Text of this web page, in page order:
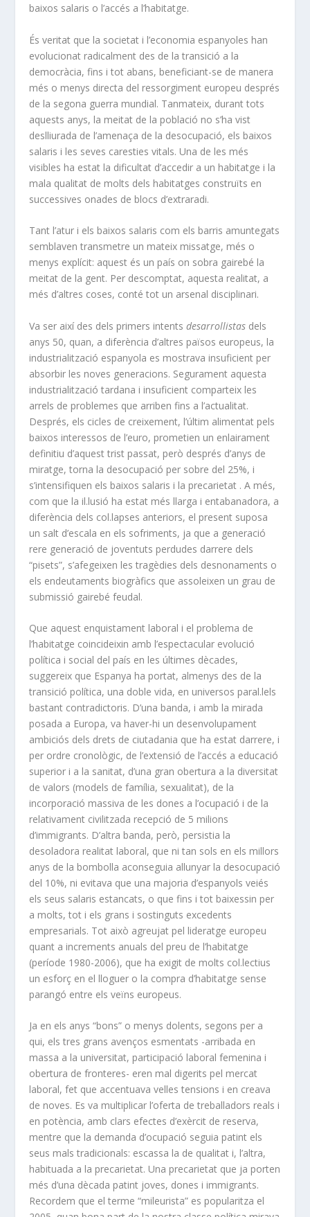
baixos salaris o l’accés a l’habitatge.
És veritat que la societat i l’economia espanyoles han
evolucionat radicalment des de la transició a la
democràcia, fins i tot abans, beneficiant-se de manera
més o menys directa del ressorgiment europeu després
de la segona guerra mundial. Tanmateix, durant tots
aquests anys, la meitat de la població no s’ha vist
deslliurada de l’amenaça de la desocupació, els baixos
salaris i les seves caresties vitals. Una de les més
visibles ha estat la dificultat d’accedir a un habitatge i la
mala qualitat de molts dels habitatges construïts en
successives onades de blocs d’extraradi.
Tant l’atur i els baixos salaris com els barris amuntegats
semblaven transmetre un mateix missatge, més o
menys explícit: aquest és un país on sobra gairebé la
meitat de la gent. Per descomptat, aquesta realitat, a
més d’altres coses, conté tot un arsenal disciplinari.
Va ser així des dels primers intentsdesarrollistas dels
anys 50, quan, a diferència d’altres països europeus, la
industrialització espanyola es mostrava insuficient per
absorbir les noves generacions. Segurament aquesta
industrialització tardana i insuficient comparteix les
arrels de problemes que arriben fins a l’actualitat.
Després, els cicles de creixement, l’últim alimentat pels
baixos interessos de l’euro, prometien un enlairament
definitiu d’aquest trist passat, però després d’anys de
miratge, torna la desocupació per sobre del 25%, i
s’intensifiquen els baixos salaris i la precarietat . A més,
com que la il.lusió ha estat més llarga i entabanadora, a
diferència dels col.lapses anteriors, el present suposa
un salt d’escala en els sofriments, ja que a generació
rere generació de joventuts perdudes darrere dels
“pisets”, s’afegeixen les tragèdies dels desnonaments o
els endeutaments biogràfics que assoleixen un grau de
submissió gairebé feudal.
Que aquest enquistament laboral i el problema de
l’habitatge coincideixin amb l’espectacular evolució
política i social del país en les últimes dècades,
suggereix que Espanya ha portat, almenys des de la
transició política, una doble vida, en universos paral.lels
bastant contradictoris. D’una banda, i amb la mirada
posada a Europa, va haver-hi un desenvolupament
ambiciós dels drets de ciutadania que ha estat darrere, i
per ordre cronològic, de l’extensió de l’accés a educació
superior i a la sanitat, d’una gran obertura a la diversitat
de valors (models de família, sexualitat), de la
incorporació massiva de les dones a l’ocupació i de la
relativament civilitzada recepció de 5 milions
d’immigrants. D’altra banda, però, persistia la
desoladora realitat laboral, que ni tan sols en els millors
anys de la bombolla aconseguia allunyar la desocupació
del 10%, ni evitava que una majoria d’espanyols veiés
els seus salaris estancats, o que fins i tot baixessin per
a molts, tot i els grans i sostinguts excedents
empresarials. Tot això agreujat pel lideratge europeu
quant a increments anuals del preu de l’habitatge
(període 1980-2006), que ha exigit de molts col.lectius
un esforç en el lloguer o la compra d’habitatge sense
parangó entre els veïns europeus.
Ja en els anys “bons” o menys dolents, segons per a
qui, els tres grans avenços esmentats -arribada en
massa a la universitat, participació laboral femenina i
obertura de fronteres- eren mal digerits pel mercat
laboral, fet que accentuava velles tensions i en creava
de noves. Es va multiplicar l’oferta de treballadors reals i
en potència, amb clars efectes d’exèrcit de reserva,
mentre que la demanda d’ocupació seguia patint els
seus mals tradicionals: escassa la de qualitat i, l’altra,
habituada a la precarietat. Una precarietat que ja porten
més d’una dècada patint joves, dones i immigrants.
Recordem que el terme “mileurista” es popularitza el